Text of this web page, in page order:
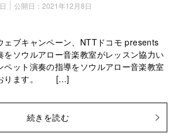
公開日： 2021年12月8日
ェブキャンペーン、NTTドコモ presents
をソウルアロー音楽教室がレッスン協力い
ペット演奏の指導をソウルアロー音楽教室
おります。 […]
続きを読む